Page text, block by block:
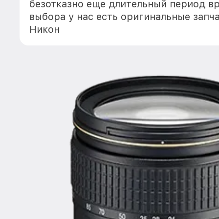
безотказно еще длительный период
выбора у нас есть оригинальные
Никон